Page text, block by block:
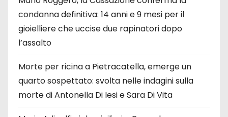
condanna definitiva: 14 anni e 9 mesi per il
gioielliere che uccise due rapinatori dopo
l’assalto
Morte per ricina a Pietracatella, emerge un
quarto sospettato: svolta nelle indagini sulla
morte di Antonella Di Iesi e Sara Di Vita